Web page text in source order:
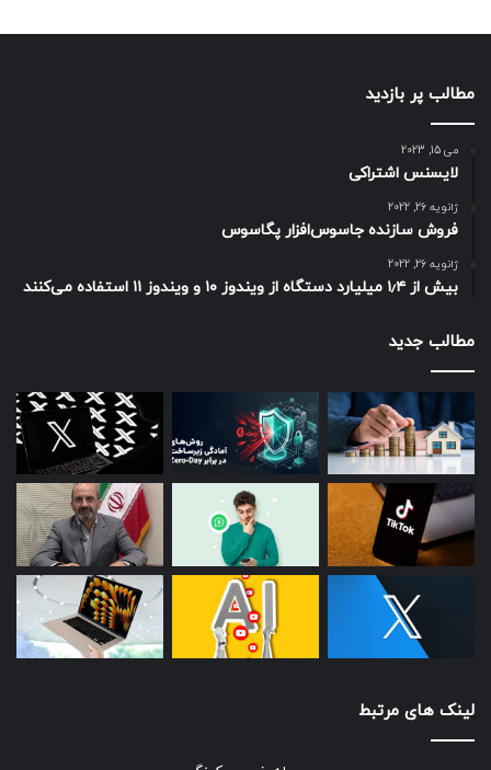
مطالب پر بازدید
می 15, 2023
لایسنس اشتراکی
ژانویه 26, 2022
فروش سازنده جاسوس‌افزار پگاسوس
ژانویه 26, 2022
بیش از ۱٫۴ میلیارد دستگاه از ویندوز ۱۰ و ویندوز ۱۱ استفاده می‌کنند
مطالب جدید
لینک های مرتبط